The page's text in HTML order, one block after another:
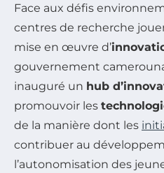
Face aux défis
centres de recherche
mise en œuvre d’
gouvernement
inauguré un hub
promouvoir les
de la manière dont les
contribuer au
l’autonomisation des